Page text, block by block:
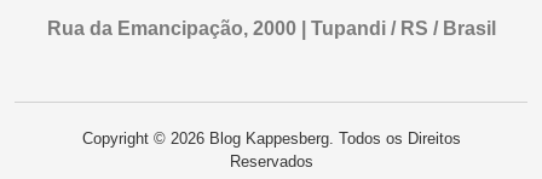
Rua da Emancipação, 2000 | Tupandi / RS / Brasil
Copyright © 2026 Blog Kappesberg. Todos os Direitos
Reservados